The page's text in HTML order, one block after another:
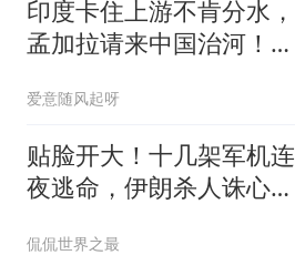
印度卡住上游不肯分水，
孟加拉请来中国治河！一
爱意随风起呀
贴脸开大！十几架军机连
夜逃命，伊朗杀人诛心，
侃侃世界之最